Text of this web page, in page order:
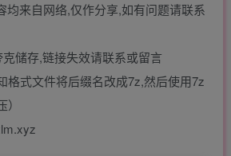
均来自网络,仅作分享,如有问题请联系
储存,链接失效请联系或留言
格式文件将后缀名改成7z,然后使用7z